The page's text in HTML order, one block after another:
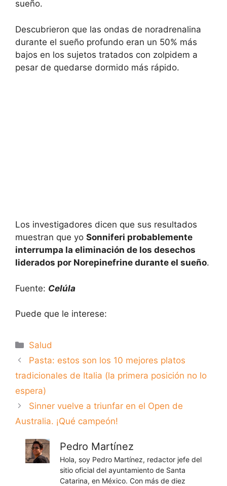
sueño.
Descubrieron que las ondas de noradrenalina
durante el sueño profundo eran un 50% más
bajos en los sujetos tratados con zolpidem a
pesar de quedarse dormido más rápido.
Los investigadores dicen que sus resultados
muestran que yo Sonniferi probablemente
interrumpa la eliminación de los desechos
liderados por Norepinefrine durante el sueño.
Fuente: Celúla
Puede que le interese:
Categorías
Salud
Pasta: estos son los 10 mejores platos
tradicionales de Italia (la primera posición no lo
espera)
Sinner vuelve a triunfar en el Open de
Australia. ¡Qué campeón!
Pedro Martínez
Hola, soy Pedro Martínez, redactor jefe del
sitio oficial del ayuntamiento de Santa
Catarina, en México. Con más de diez